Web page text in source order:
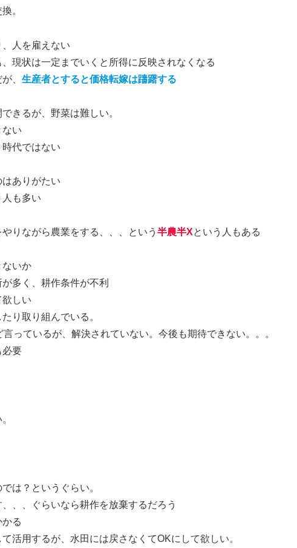
。
、人を雇えない
現状は一定までいくと所得に反映されなくなる
、 生産者とすると価格転嫁は躊躇する
きるが、野菜は難しい。
ない
時代ではない
はありがたい
も多い
りながら農業をする、、、という 半農半Xという人もある
ないか
多く、耕作条件が不利
しい
り取り組んでいる。
っているが、解決されていない。今後も期待できない。。。
必要
は？というぐらい。
、、ぐらいなら耕作を放棄するだろう
る
活用するが、水田には戻さなくてOKにして欲しい。